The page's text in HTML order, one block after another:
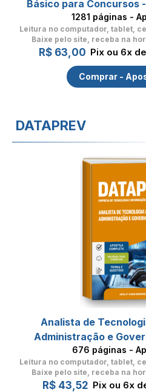
Básico para Concursos
1281 páginas -
Leitura no computador, tablet,
Baixe pelo site, receba na
R$ 63,00 Pix ou 6x
Comprar -
DATAPREV
Analista de
Administração e
676 páginas -
Leitura no computador, tablet,
Baixe pelo site, receba na
R$ 43,52 Pix ou 6x